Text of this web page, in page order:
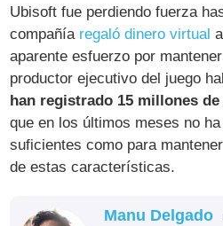
Ubisoft fue perdiendo fuerza
compañía regaló dinero virtual
aparente esfuerzo por
productor ejecutivo del juego
han registrado 15 millones
que en los últimos meses no
suficientes como para
de estas características.
Manu Delgado